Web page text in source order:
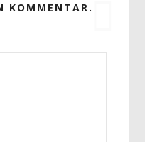
KOMMENTAR.